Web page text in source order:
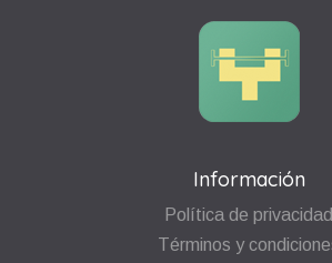
Información
Política de privacidad
Términos y